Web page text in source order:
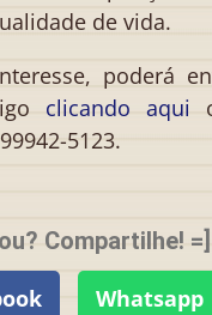
de vida.
poderá
clicando aqui
5123.
Compartilhe! =]
Whatsapp